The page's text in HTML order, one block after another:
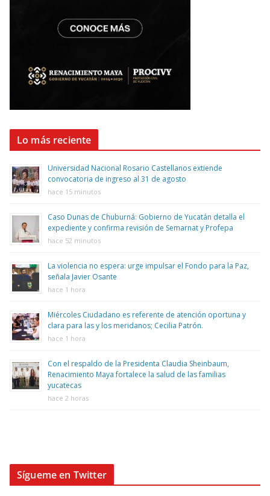
Lo más reciente
Universidad Nacional Rosario Castellanos extiende
convocatoria de ingreso al 31 de agosto
hace 15 minutos
Caso Dunas de Chuburná: Gobierno de Yucatán detalla el
expediente y confirma revisión de Semarnat y Profepa
hace 52 minutos
La violencia no espera: urge impulsar el Fondo para la Paz,
señala Javier Osante
hace 1 hora
Miércoles Ciudadano es referente de atención oportuna y
clara para las y los meridanos; Cecilia Patrón.
hace 1 hora
Con el respaldo de la Presidenta Claudia Sheinbaum,
Renacimiento Maya fortalece la salud de las familias
yucatecas
hace 2 horas
Sígueme en Twitter